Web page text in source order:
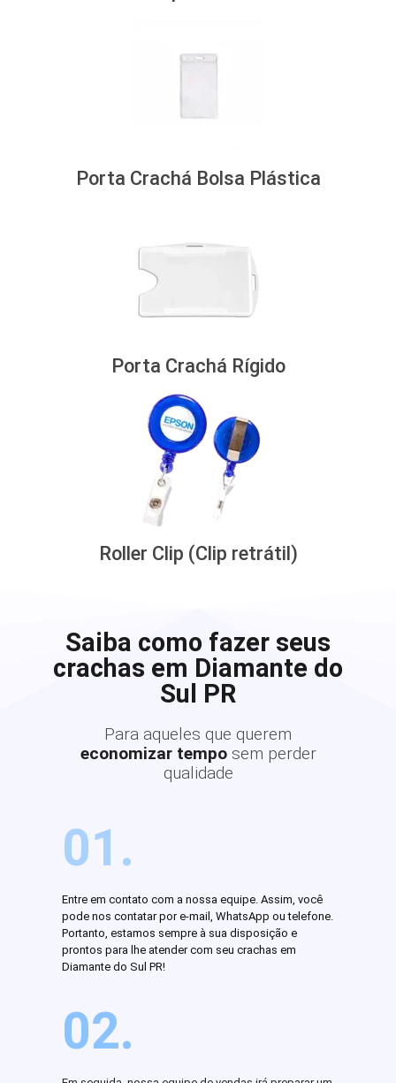
Porta Crachá Bolsa Plástica
Porta Crachá Rígido
Roller Clip (Clip retrátil)
Saiba como fazer seus
crachas em Diamante do
Sul PR
Para aqueles que querem
economizar tempo sem perder
qualidade
01.
Entre em contato com a nossa equipe. Assim, você
pode nos contatar por e-mail, WhatsApp ou telefone.
Portanto, estamos sempre à sua disposição e
prontos para lhe atender com seu crachas em
Diamante do Sul PR!
02.